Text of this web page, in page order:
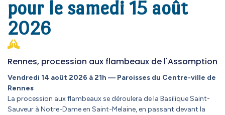
pour le samedi 15 août
2026
Rennes, procession aux flambeaux de l'Assomption
Vendredi 14 août 2026 à 21h — Paroisses du Centre-ville de
Rennes
La procession aux flambeaux se déroulera de la Basilique Saint-
Sauveur à Notre-Dame en Saint-Melaine, en passant devant la